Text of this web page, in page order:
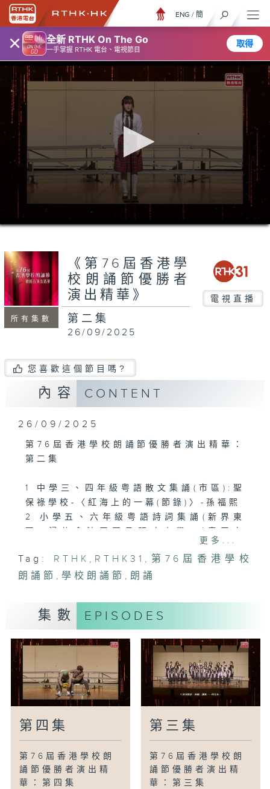
× 全新 RTHK On The Go
一手掌握 RTHK 電台、電視節目
取得
ENG / 簡
seconds
minutes,
6
seconds
所有集數
《第76屆香港學
校朗誦節優勝者
演出精華》
電視直播
第二集
26/09/2025
您喜歡這個節目嗎?
內容 CONTENT
26/09/2025
第76屆香港學校朗誦節優勝者演出精華：
第二集
1 中學三、四年級粤語散文集誦(市區):聖
保祿學校-〈紅海上的一幕(節錄)〉-孫福熙
2 小學五、六年級粤語詩詞集誦(新界東
3 小學六年級男子粤語詩詞獨誦(屯門及元
朗區):鍾亦然-〈春天的魔術師〉-關登瀛
朗區):李昤怡-(一)〈塞下曲〉-王昌齡;(二)
〈虞美人聽雨〉-蔣捷
章及黃正鴻-"The Little Prince -
Antoine de Saint"- Exupéry
6 中學二年級女子英語詩詞獨誦(新界東
區):林晞雅-"Fairies" by Eleanor
McLeod
7 中學三、四年級英語集誦(新界東區):博
愛醫院八十週年鄧英喜中學-"Overheard
8 小學三年級男子英語詩詞獨誦(荃灣及葵
涌區):蔡梓諾-"The Great Wall of
更多...
Tag: RTHK , RTHK31 , 第76屆香港學校
朗誦節 ,學校朗誦節 , 朗誦
集數 EPISODES
第四集
第76屆香港學校朗
誦節優勝者演出精
華：第四集
第三集
第76屆香港學校朗
誦節優勝者演出精
華：第三集